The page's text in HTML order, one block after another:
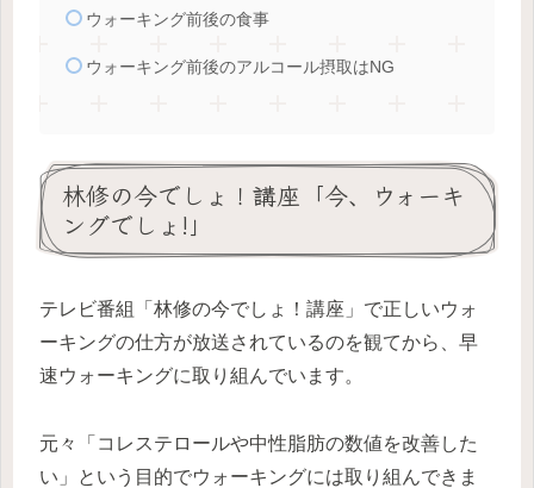
ウォーキング前後の食事
ウォーキング前後のアルコール摂取はNG
林修の今でしょ！講座「今、ウォーキ
ングでしょ!」
テレビ番組「林修の今でしょ！講座」で正しいウォ
ーキングの仕方が放送されているのを観てから、早
速ウォーキングに取り組んでいます。
元々「コレステロールや中性脂肪の数値を改善した
い」という目的でウォーキングには取り組んできま